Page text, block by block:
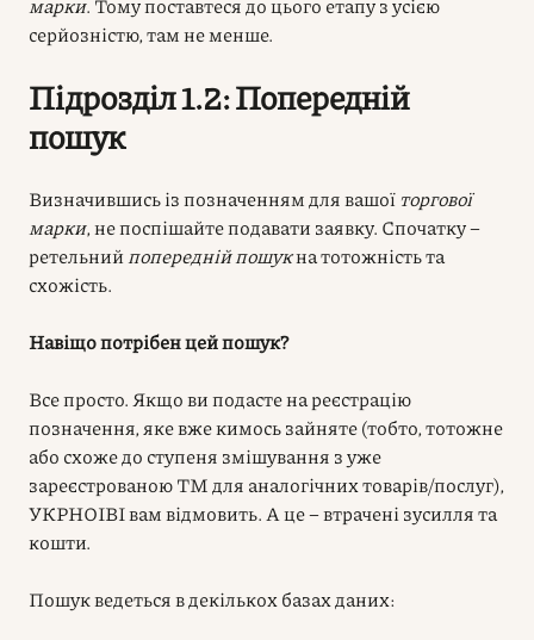
серйозністю, там не менше.
Підрозділ 1.2: Попередній
пошук
Визначившись із позначенням для вашої торгової
марки, не поспішайте подавати заявку. Спочатку –
ретельний попередній пошукна тотожність та
схожість.
Навіщо потрібен цей пошук?
Все просто. Якщо ви подасте на реєстрацію
позначення, яке вже кимось зайняте (тобто, тотожне
або схоже до ступеня змішування з уже
зареєстрованою ТМ для аналогічних товарів/послуг),
УКРНОІВІ вам відмовить. А це – втрачені зусилля та
кошти.
Пошук ведеться в декількох базах даних: